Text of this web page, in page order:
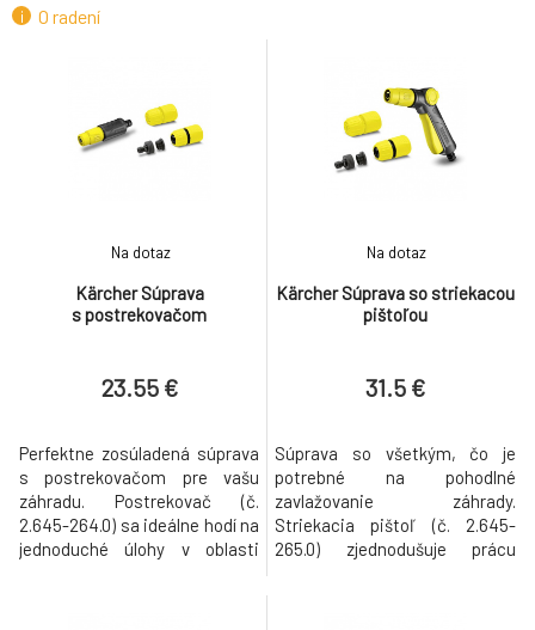
Kärcher Hadica Primoflex Plus 1/2" -20m
16.15 €
Kärcher Tyčový polievací nadstavec
O radení
Kärcher Súprava
s postrekovačom
Na dotaz
23.55 €
Perfektne zosúladená súprava
s postrekovačom pre vašu
záhradu. Postrekovač (č.
2.645-264.0) sa ideálne hodí na
jednoduché úlohy v oblasti
Kärcher Súprava so striekacou
pištoľou
Na dotaz
31.5 €
Súprava so všetkým, čo je
potrebné na pohodlné
zavlažovanie záhrady.
Striekacia pištoľ (č. 2.645-
265.0) zjednodušuje prácu